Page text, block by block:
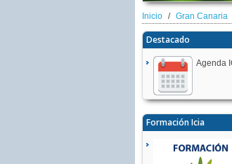
Inicio Gran Canaria
Destacado
Agenda
Formación Icia